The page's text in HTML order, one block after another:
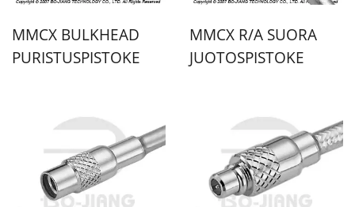
MMCX BULKHEAD
PURISTUSPISTOKE
MMCX R/A SUORA
JUOTOSPISTOKE